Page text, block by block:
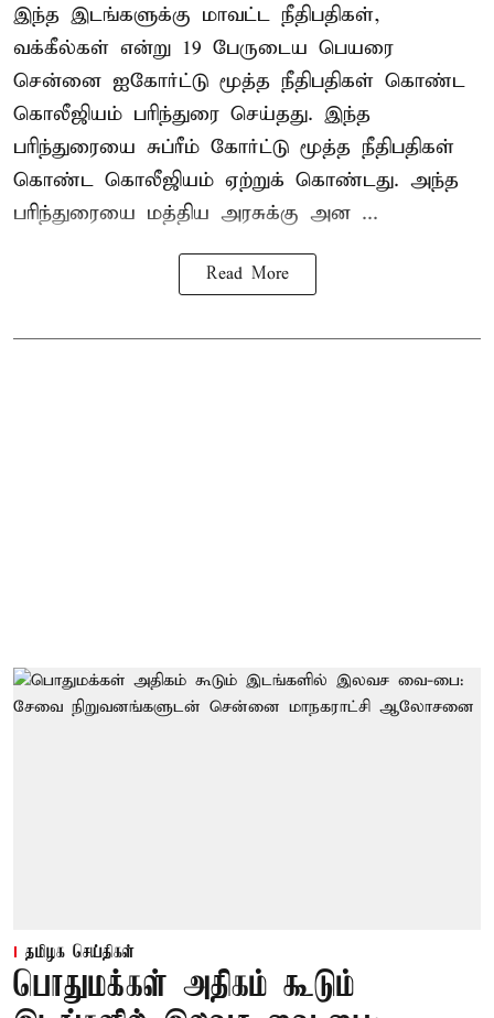
இந்த இடங்களுக்கு மாவட்ட நீதிபதிகள்,
வக்கீல்கள் என்று 19 பேருடைய பெயரை
சென்னை ஐகோர்ட்டு மூத்த நீதிபதிகள் கொண்ட
கொலீஜியம் பரிந்துரை செய்தது. இந்த
பரிந்துரையை சுப்ரீம் கோர்ட்டு மூத்த நீதிபதிகள்
கொண்ட கொலீஜியம் ஏற்றுக் கொண்டது. அந்த
பரிந்துரையை மத்திய அரசுக்கு அன ...
Read More
தமிழக செய்திகள்
பொதுமக்கள் அதிகம் கூடும்